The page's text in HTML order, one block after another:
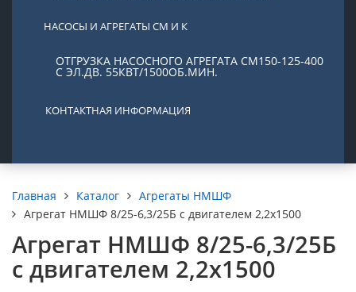
НАСОСЫ И АГРЕГАТЫ СМ И К
ОТГРУЗКА НАСОСНОГО АГРЕГАТА СМ150-125-400
С ЭЛ.ДВ. 55КВТ/1500ОБ.МИН.
КОНТАКТНАЯ ИНФОРМАЦИЯ
Главная Каталог
Агрегаты НМШФ
Агрегат НМШФ 8/25-6,3/25Б с двигателем 2,2х1500
Агрегат НМШФ 8/25-6,3/25Б
с двигателем 2,2х1500